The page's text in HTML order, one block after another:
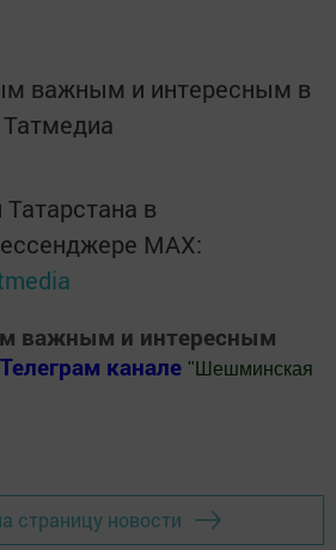
важным и интересным в
Татмедиа
в
MАХ:
важным и интересным
Телеграм канале " Шешминская
страницу новости